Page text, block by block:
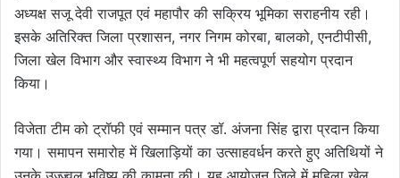
अध्यक्ष सजू देवी राजपूत एवं महापौर की सक्रिय भूमिका सराहनीय रही।
इसके अतिरिक्त जिला प्रशासन, नगर निगम कोरबा, बालको, एनटीपीसी,
जिला खेल विभाग और स्वास्थ्य विभाग ने भी महत्वपूर्ण सहयोग प्रदान
किया।
विजेता टीम को ट्रॉफी एवं सम्मान पत्र डॉ. अंजना सिंह द्वारा प्रदान किया
गया। समापन समारोह में खिलाड़ियों का उत्साहवर्धन करते हुए अतिथियों ने